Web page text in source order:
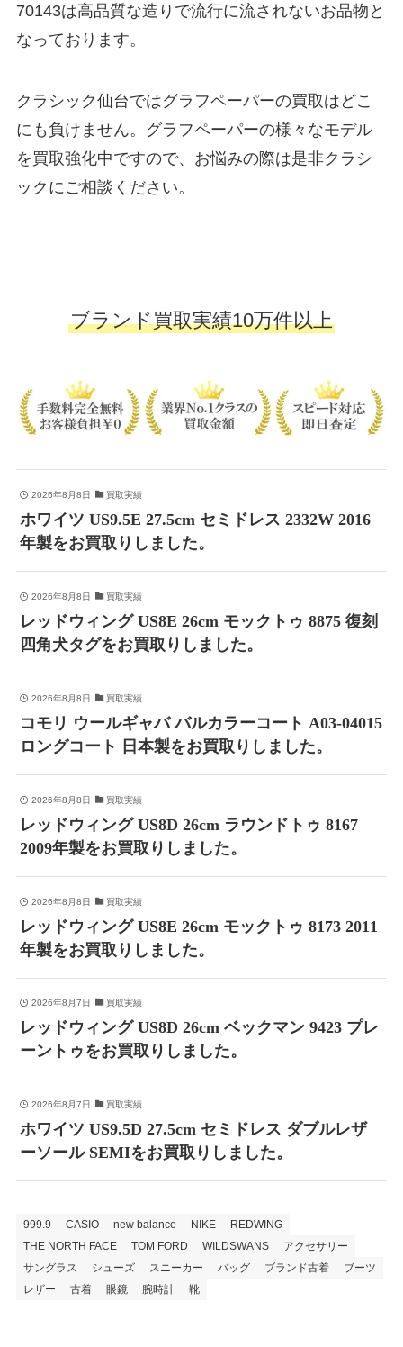
70143は高品質な造りで流行に流されないお品物と
なっております。
クラシック仙台ではグラフペーパーの買取はどこ
にも負けません。グラフペーパーの様々なモデル
を買取強化中ですので、お悩みの際は是非クラシ
ックにご相談ください。
ブランド買取実績10万件以上
2026年8月8日 買取実績
ホワイツ US9.5E 27.5cm セミドレス 2332W 2016
年製をお買取りしました。
2026年8月8日 買取実績
レッドウィング US8E 26cm モックトゥ 8875 復刻
四角犬タグをお買取りしました。
2026年8月8日 買取実績
コモリ ウールギャバ バルカラーコート A03-04015
ロングコート 日本製をお買取りしました。
2026年8月8日 買取実績
レッドウィング US8D 26cm ラウンドトゥ 8167
2009年製をお買取りしました。
2026年8月8日 買取実績
レッドウィング US8E 26cm モックトゥ 8173 2011
年製をお買取りしました。
2026年8月7日 買取実績
レッドウィング US8D 26cm ベックマン 9423 プレ
ーントゥをお買取りしました。
2026年8月7日 買取実績
ホワイツ US9.5D 27.5cm セミドレス ダブルレザ
ーソール SEMIをお買取りしました。
999.9 CASIO new balance NIKE
REDWING
THE NORTH FACE
TOM FORD WILDSWANS
アクセサリー
サングラス
シューズ スニーカー バッグ ブランド古着
ブーツ
レザー
古着 眼鏡 腕時計 靴